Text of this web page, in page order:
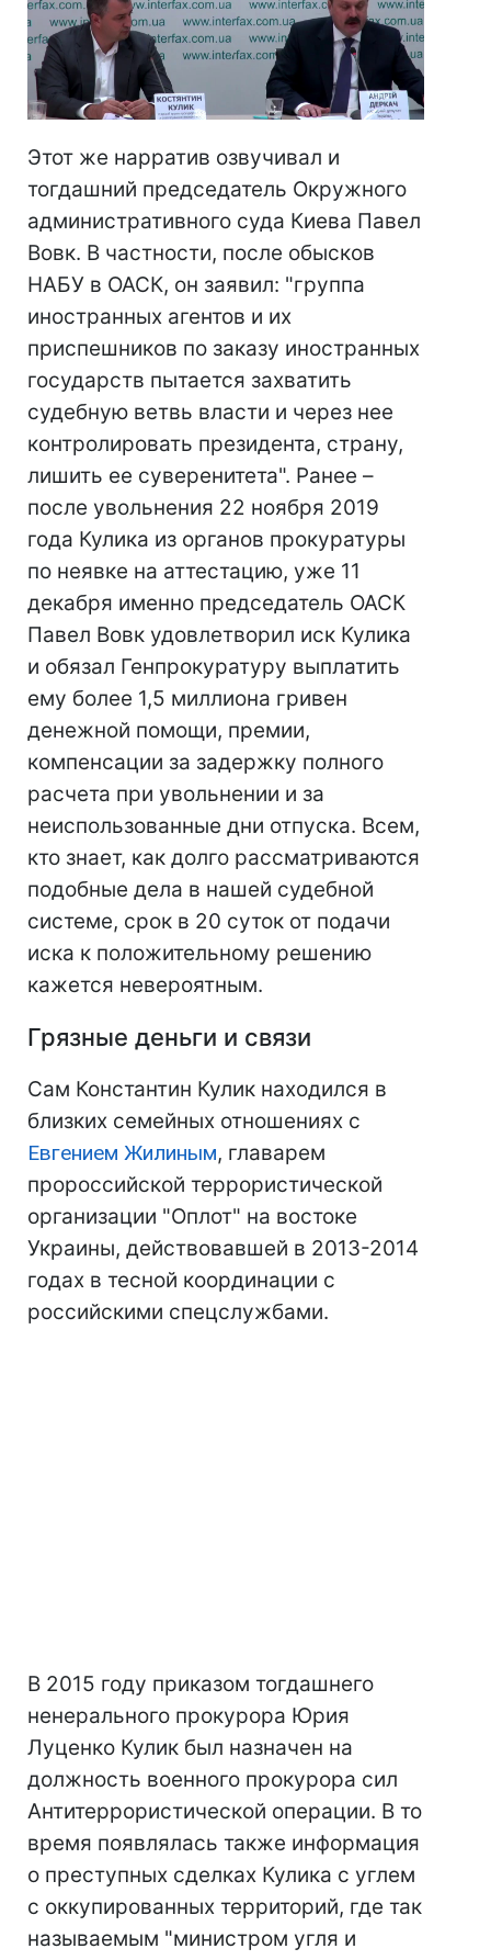
Этот же нарратив озвучивал и
тогдашний председатель Окружного
административного суда Киева Павел
Вовк. В частности, после обысков
НАБУ в ОАСК, он заявил: "группа
иностранных агентов и их
приспешников по заказу иностранных
государств пытается захватить
судебную ветвь власти и через нее
контролировать президента, страну,
лишить ее суверенитета". Ранее –
после увольнения 22 ноября 2019
года Кулика из органов прокуратуры
по неявке на аттестацию, уже 11
декабря именно председатель ОАСК
Павел Вовк удовлетворил иск Кулика
и обязал Генпрокуратуру выплатить
ему более 1,5 миллиона гривен
денежной помощи, премии,
компенсации за задержку полного
расчета при увольнении и за
неиспользованные дни отпуска. Всем,
кто знает, как долго рассматриваются
подобные дела в нашей судебной
системе, срок в 20 суток от подачи
иска к положительному решению
кажется невероятным.
Грязные деньги и связи
Сам Константин Кулик находился в
близких семейных отношениях с
Евгением Жилиным, главарем
пророссийской террористической
организации "Оплот" на востоке
Украины, действовавшей в 2013-2014
годах в тесной координации с
российскими спецслужбами.
В 2015 году приказом тогдашнего
ненерального прокурора Юрия
Луценко Кулик был назначен на
должность военного прокурора сил
Антитеррористической операции. В то
время появлялась также информация
о преступных сделках Кулика с углем
с оккупированных территорий, где так
называемым "министром угля и